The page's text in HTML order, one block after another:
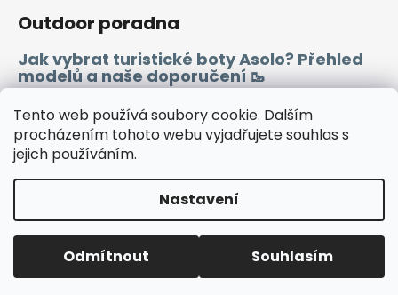
Tento web používá soubory cookie. Dalším
procházením tohoto webu vyjadřujete souhlas s
jejich používáním.
Nastavení
Odmítnout Souhlasím
Outdoor poradna
Jak vybrat turistické boty Asolo? Přehled
modelů a naše doporučení 🥾
Copyright 2026WINDSPORT . Všechna práva vyhrazena.